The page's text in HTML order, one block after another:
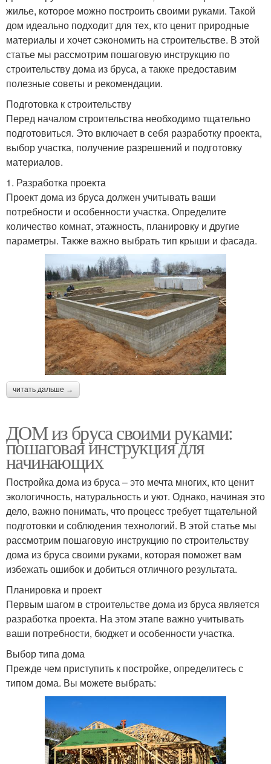
жилье, которое можно построить своими руками. Такой
дом идеально подходит для тех, кто ценит природные
материалы и хочет сэкономить на строительстве. В этой
статье мы рассмотрим пошаговую инструкцию по
строительству дома из бруса, а также предоставим
полезные советы и рекомендации.
Подготовка к строительству
Перед началом строительства необходимо тщательно
подготовиться. Это включает в себя разработку проекта,
выбор участка, получение разрешений и подготовку
материалов.
1. Разработка проекта
Проект дома из бруса должен учитывать ваши
потребности и особенности участка. Определите
количество комнат, этажность, планировку и другие
параметры. Также важно выбрать тип крыши и фасада.
читать дальше →
ДОМ из бруса своими руками:
пошаговая инструкция для
начинающих
Постройка дома из бруса – это мечта многих, кто ценит
экологичность, натуральность и уют. Однако, начиная это
дело, важно понимать, что процесс требует тщательной
подготовки и соблюдения технологий. В этой статье мы
рассмотрим пошаговую инструкцию по строительству
дома из бруса своими руками, которая поможет вам
избежать ошибок и добиться отличного результата.
Планировка и проект
Первым шагом в строительстве дома из бруса является
разработка проекта. На этом этапе важно учитывать
ваши потребности, бюджет и особенности участка.
Выбор типа дома
Прежде чем приступить к постройке, определитесь с
типом дома. Вы можете выбрать: